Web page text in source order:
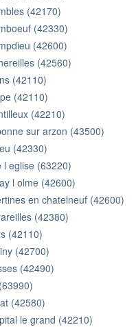
(42170)
(42330)
(42600)
(42560)
(42110)
(42110)
(42210)
sur arzon (43500)
(42330)
l eglise (63220)
l olme (42600)
en chatelneuf (42600)
(42380)
(42110)
(42700)
(42490)
(42580)
le grand (42210)